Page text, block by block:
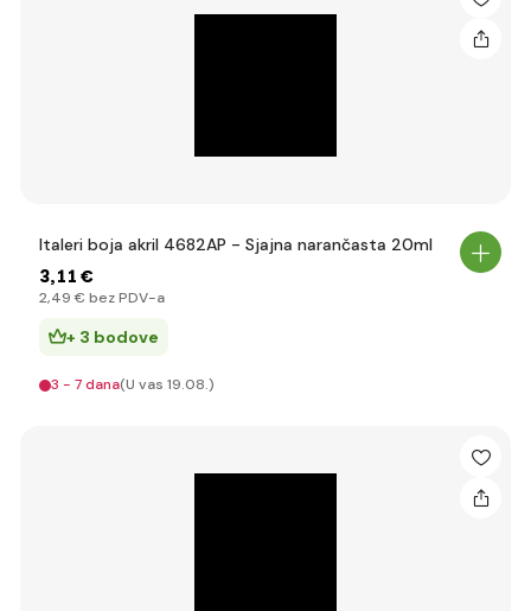
Italeri boja akril 4682AP - Sjajna narančasta 20ml
3,11 €
2,49 € bez PDV-a
+ 3 bodove
3 - 7 dana(U vas 19.08.)